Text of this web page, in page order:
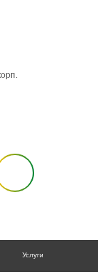
Услуги